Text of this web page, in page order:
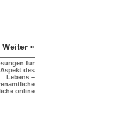
Weiter »
für
des
Lebens –
online